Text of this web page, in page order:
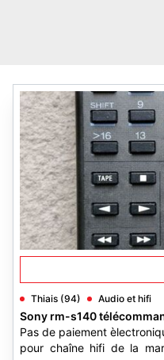
Thiais (94) Audio et hifi
Sony rm-s140
Pas de paiement
pour chaîne hifi de la